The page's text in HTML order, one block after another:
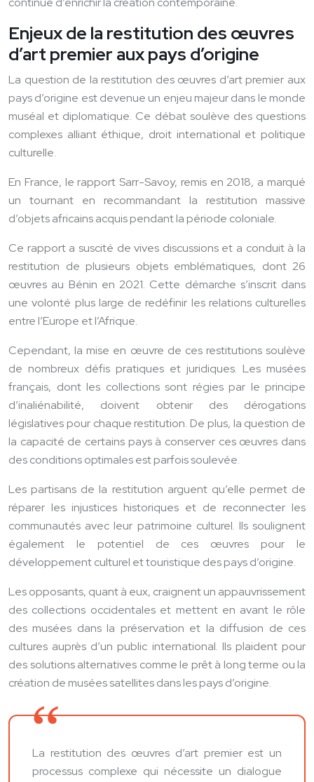
Enjeux de la restitution des œuvres
d’art premier aux pays d’origine
La question de la restitution des œuvres d’art premier aux
pays d’origine est devenue un enjeu majeur dans le monde
muséal et diplomatique. Ce débat soulève des questions
complexes alliant éthique, droit international et politique
culturelle.
En France, le rapport Sarr-Savoy, remis en 2018, a marqué
un tournant en recommandant la restitution massive
d’objets africains acquis pendant la période coloniale.
Ce rapport a suscité de vives discussions et a conduit à la
restitution de plusieurs objets emblématiques, dont 26
œuvres au Bénin en 2021. Cette démarche s’inscrit dans
une volonté plus large de redéfinir les relations culturelles
entre l’Europe et l’Afrique.
Cependant, la mise en œuvre de ces restitutions soulève
de nombreux défis pratiques et juridiques. Les musées
français, dont les collections sont régies par le principe
d’inaliénabilité, doivent obtenir des dérogations
législatives pour chaque restitution. De plus, la question de
la capacité de certains pays à conserver ces œuvres dans
des conditions optimales est parfois soulevée.
Les partisans de la restitution arguent qu’elle permet de
réparer les injustices historiques et de reconnecter les
communautés avec leur patrimoine culturel. Ils soulignent
également le potentiel de ces œuvres pour le
développement culturel et touristique des pays d’origine.
Les opposants, quant à eux, craignent un appauvrissement
des collections occidentales et mettent en avant le rôle
des musées dans la préservation et la diffusion de ces
cultures auprès d’un public international. Ils plaident pour
des solutions alternatives comme le prêt à long terme ou la
création de musées satellites dans les pays d’origine.
La restitution des œuvres d’art premier est un
processus complexe qui nécessite un dialogue